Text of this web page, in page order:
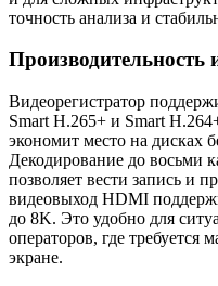
точность анализа и
Производительность
Видеорегистратор
Smart H.265+ и Smart
экономит место на дисках
Декодирование до восьми
позволяет вести запись и
видеовыход HDMI
до 8K. Это удобно для
операторов, где требуется
экране.